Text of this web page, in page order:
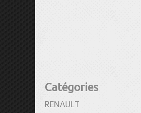
Catégories
RENAULT